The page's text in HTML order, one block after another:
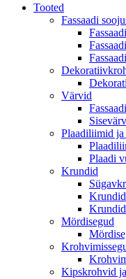
Tooted
Fassaadi
Värvid
Plaadiliimid ja
Plaadi
Krundid
Mördisegud
Kipskrohvid